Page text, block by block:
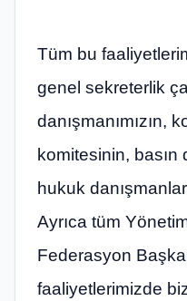
Tüm bu
genel sekreterlik
danışmanımızın,
komitesinin, basın
hukuk
Ayrıca tüm
Federasyon
faaliyetlerimizde